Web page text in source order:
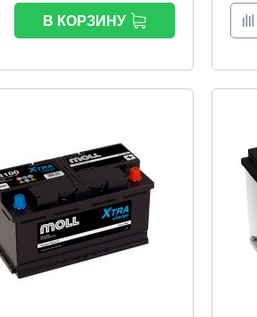
В КОРЗИНУ